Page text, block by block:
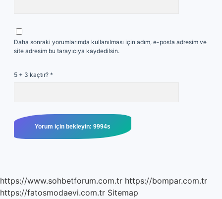
Daha sonraki yorumlarımda kullanılması için adım, e-posta adresim ve
site adresim bu tarayıcıya kaydedilsin.
5 + 3 kaçtır? *
https://www.sohbetforum.com.tr https://bompar.com.tr
https://fatosmodaevi.com.tr Sitemap